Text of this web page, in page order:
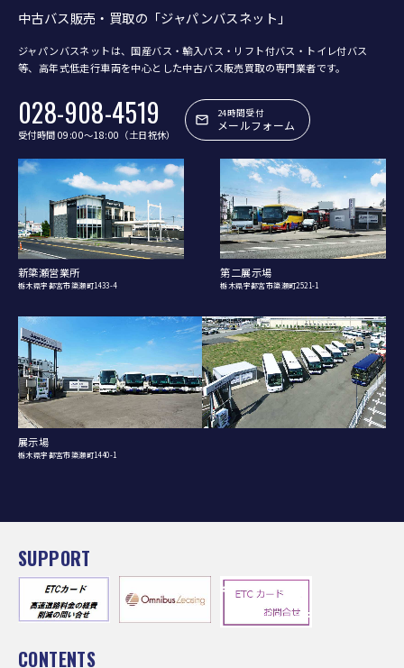
中古バス販売・買取の「ジャパンバスネット」
ジャパンバスネットは、国産バス・輸入バス・リフト付バス・トイレ付バス
等、 高年式低走行車両を中心とした中古バス販売買取の専門業者です。
028-908-4519
受付時間 09:00〜18:00（土日祝休）
24時間受付
メールフォーム
新簗瀬営業所
栃木県宇都宮市簗瀬町1433-4
第二展示場
栃木県宇都宮市簗瀬町2521-1
展示場
栃木県宇都宮市簗瀬町1440-1
SUPPORT
CONTENTS